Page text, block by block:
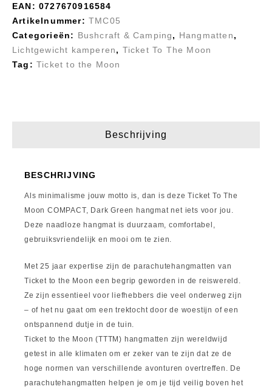
EAN: 0727670916584
Artikelnummer: TMC05
Categorieën: Bushcraft & Camping, Hangmatten,
Lichtgewicht kamperen, Ticket To The Moon
Tag: Ticket to the Moon
Beschrijving
BESCHRIJVING
Als minimalisme jouw motto is, dan is deze Ticket To The
Moon COMPACT, Dark Green hangmat net iets voor jou.
Deze naadloze hangmat is duurzaam, comfortabel,
gebruiksvriendelijk en mooi om te zien.
Met 25 jaar expertise zijn de parachutehangmatten van
Ticket to the Moon een begrip geworden in de reiswereld.
Ze zijn essentieel voor liefhebbers die veel onderweg zijn
– of het nu gaat om een ​​trektocht door de woestijn of een
ontspannend dutje in de tuin.
Ticket to the Moon (TTTM) hangmatten zijn wereldwijd
getest in alle klimaten om er zeker van te zijn dat ze de
hoge normen van verschillende avonturen overtreffen. De
parachutehangmatten helpen je om je tijd veilig boven het